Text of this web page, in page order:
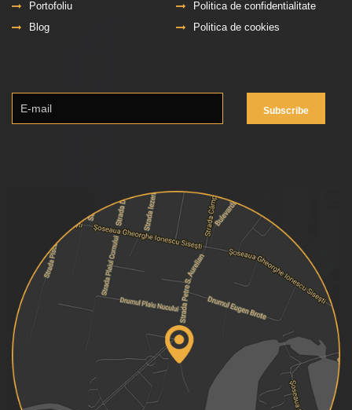
Portofoliu
Politica de confidentialitate
Blog
Politica de cookies